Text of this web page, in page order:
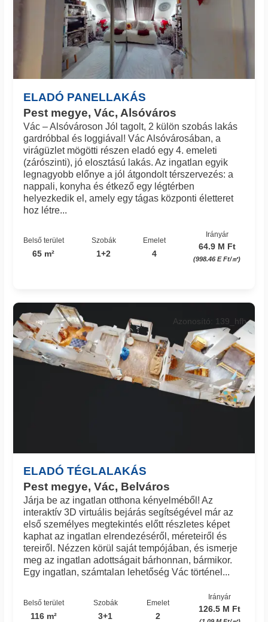
ELADÓ PANELLAKÁS
Pest megye, Vác, Alsóváros
Vác – Alsóvároson Jól tagolt, 2 külön szobás lakás
gardróbbal és loggiával! Vác Alsóvárosában, a
virágüzlet mögötti részen eladó egy 4. emeleti
(zárószinti), jó elosztású lakás. Az ingatlan egyik
legnagyobb előnye a jól átgondolt térszervezés: a
nappali, konyha és étkező egy légtérben
helyezkedik el, amely egy tágas központi életteret
hoz létre...
Belső terület
65 m²
Szobák
1+2
Emelet
4
Irányár
64.9 M Ft
(998.46 E Ft/㎡)
ELADÓ TÉGLALAKÁS
Pest megye, Vác, Belváros
Azonosító: 139_hfh
Járja be az ingatlan otthona kényelméből! Az
interaktív 3D virtuális bejárás segítségével már az
első személyes megtekintés előtt részletes képet
kaphat az ingatlan elrendezéséről, méreteiről és
tereiről. Nézzen körül saját tempójában, és ismerje
meg az ingatlan adottságait bárhonnan, bármikor.
Egy ingatlan, számtalan lehetőség Vác történel...
Belső terület
116 m²
Szobák
3+1
Emelet
2
Irányár
126.5 M Ft